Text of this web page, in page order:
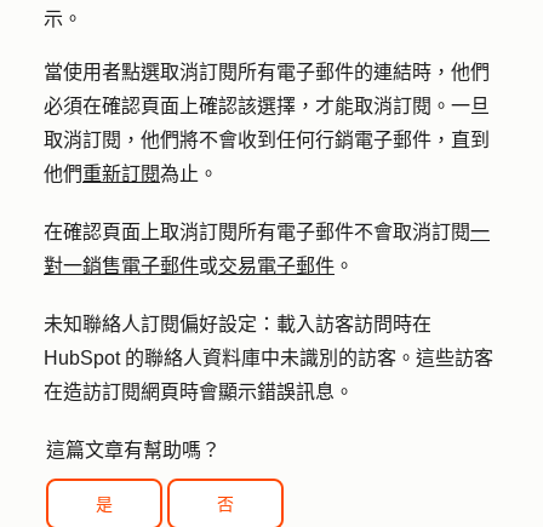
示。
當使用者點選取消訂閱所有電子郵件的連結時，他們
必須在確認頁面上確認該選擇，才能取消訂閱。一旦
取消訂閱，他們將不會收到任何行銷電子郵件，直到
他們重新訂閱為止。
在確認頁面上取消訂閱所有電子郵件不會取消訂閱一
對一銷售電子郵件或交易電子郵件 。
未知聯絡人訂閱偏好設定： 載入訪客訪問時在
HubSpot 的聯絡人資料庫中未識別的訪客。這些訪客
在造訪訂閱網頁時會顯示錯誤訊息。
這篇文章有幫助嗎？
是 否